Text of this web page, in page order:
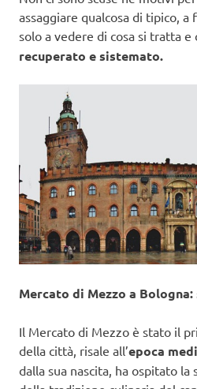
assaggiare qualcosa di tipico,
solo a vedere di cosa si tratta e
recuperato e sistemato.
Mercato di Mezzo a
Il Mercato di Mezzo è stato il
della città, risale all’epoca
dalla sua nascita, ha ospitato la